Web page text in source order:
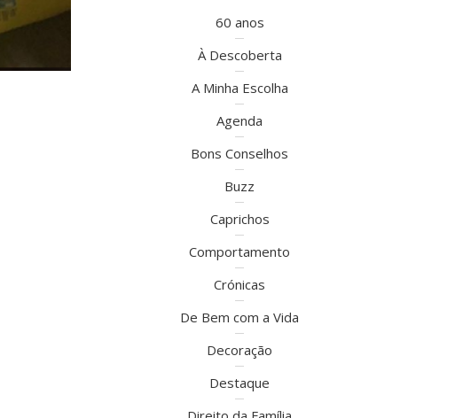
60 anos
À Descoberta
A Minha Escolha
Agenda
Bons Conselhos
Buzz
Caprichos
Comportamento
Crónicas
De Bem com a Vida
Decoração
Destaque